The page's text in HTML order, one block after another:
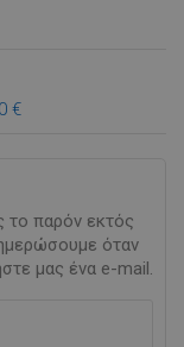
€
το παρόν εκτός
όταν
μας ένα e-mail.